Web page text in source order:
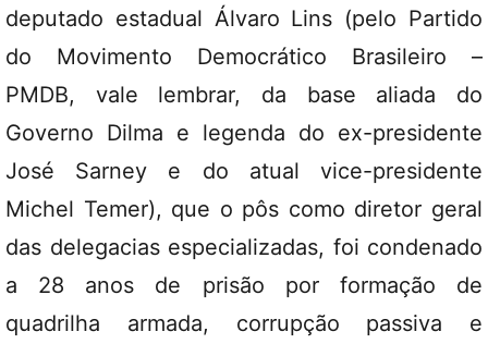
deputado estadual Álvaro Lins (pelo Partido
do Movimento Democrático Brasileiro –
PMDB, vale lembrar, da base aliada do
Governo Dilma e legenda do ex-presidente
José Sarney e do atual vice-presidente
Michel Temer), que o pôs como diretor geral
das delegacias especializadas, foi condenado
a 28 anos de prisão por formação de
quadrilha armada, corrupção passiva e